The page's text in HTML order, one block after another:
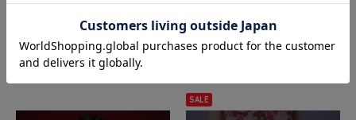
GALFY/ガルフィー I LOVE GALチ
ューブトップ(WOMENS)
¥6,490 (税込)
【63ANGEL×GALFY×GALLIS ADD
ICTION】イベントT
SALE